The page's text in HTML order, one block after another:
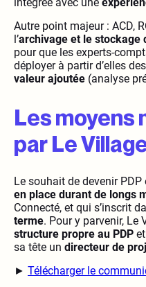
Autre point majeur : ACD,
l’archivage et le stockage
pour que les experts-
déployer à partir d’elles des
valeur ajoutée (analyse
Les moyens
par Le
Le souhait de devenir
en place durant de longs
Connecté, et qui s’inscrit
terme. Pour y parvenir, Le
structure propre au PDP
sa tête un directeur de
► Télécharger le